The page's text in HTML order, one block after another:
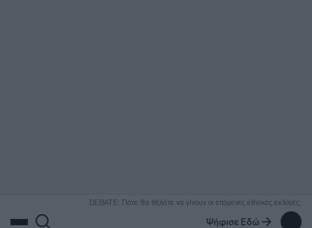
DEBATE: Πότε θα θέλατε να γίνουν οι επόμενες εθνικές εκλογές;
Ψήφισε Εδώ